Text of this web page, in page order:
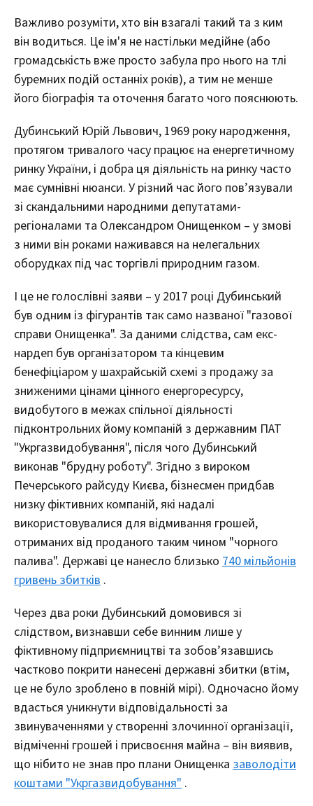
Важливо розуміти, хто він взагалі такий та з ким
він водиться. Це ім'я не настільки медійне (або
громадськість вже просто забула про нього на тлі
буремних подій останніх років), а тим не менше
його біографія та оточення багато чого пояснюють.
Дубинський Юрій Львович, 1969 року народження,
протягом тривалого часу працює на енергетичному
ринку України, і добра ця діяльність на ринку часто
має сумнівні нюанси. У різний час його пов’язували
зі скандальними народними депутатами-
регіоналами та Олександром Онищенком – у змові
з ними він роками наживався на нелегальних
оборудках під час торгівлі природним газом.
І це не голослівні заяви – у 2017 році Дубинський
був одним із фігурантів так само названої "газової
справи Онищенка". За даними слідства, сам екс-
нардеп був організатором та кінцевим
бенефіціаром у шахрайській схемі з продажу за
зниженими цінами цінного енергоресурсу,
видобутого в межах спільної діяльності
підконтрольних йому компаній з державним ПАТ
"Укргазвидобування", після чого Дубинський
виконав "брудну роботу". Згідно з вироком
Печерського райсуду Києва, бізнесмен придбав
низку фіктивних компаній, які надалі
використовувалися для відмивання грошей,
отриманих від проданого таким чином "чорного
палива". Державі це нанесло близько 740 мільйонів
гривень збитків .
Через два роки Дубинський домовився зі
слідством, визнавши себе винним лише у
фіктивному підприємництві та зобов’язавшись
частково покрити нанесені державні збитки (втім,
це не було зроблено в повній мірі). Одночасно йому
вдасться уникнути відповідальності за
звинуваченнями у створенні злочинної організації,
відміченні грошей і присвоєння майна – він виявив,
що нібито не знав про плани Онищенка заволодіти
коштами "Укргазвидобування" .